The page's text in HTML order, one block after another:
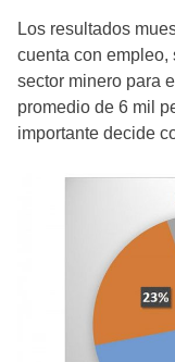
Los resultados
cuenta con empleo,
sector minero para
promedio de 6 mil
importante decide